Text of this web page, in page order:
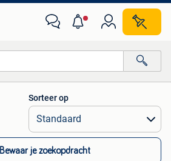
Alle afstanden…
Sorteer op
Bewaar je zoekopdracht